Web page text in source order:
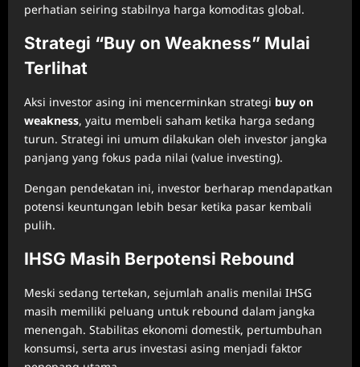
perhatian seiring stabilnya harga komoditas global.
Strategi “Buy on Weakness” Mulai
Terlihat
Aksi investor asing ini mencerminkan strategi buy on
weakness, yaitu membeli saham ketika harga sedang
turun. Strategi ini umum dilakukan oleh investor jangka
panjang yang fokus pada nilai (value investing).
Dengan pendekatan ini, investor berharap mendapatkan
potensi keuntungan lebih besar ketika pasar kembali
pulih.
IHSG Masih Berpotensi Rebound
Meski sedang tertekan, sejumlah analis menilai IHSG
masih memiliki peluang untuk rebound dalam jangka
menengah. Stabilitas ekonomi domestik, pertumbuhan
konsumsi, serta arus investasi asing menjadi faktor